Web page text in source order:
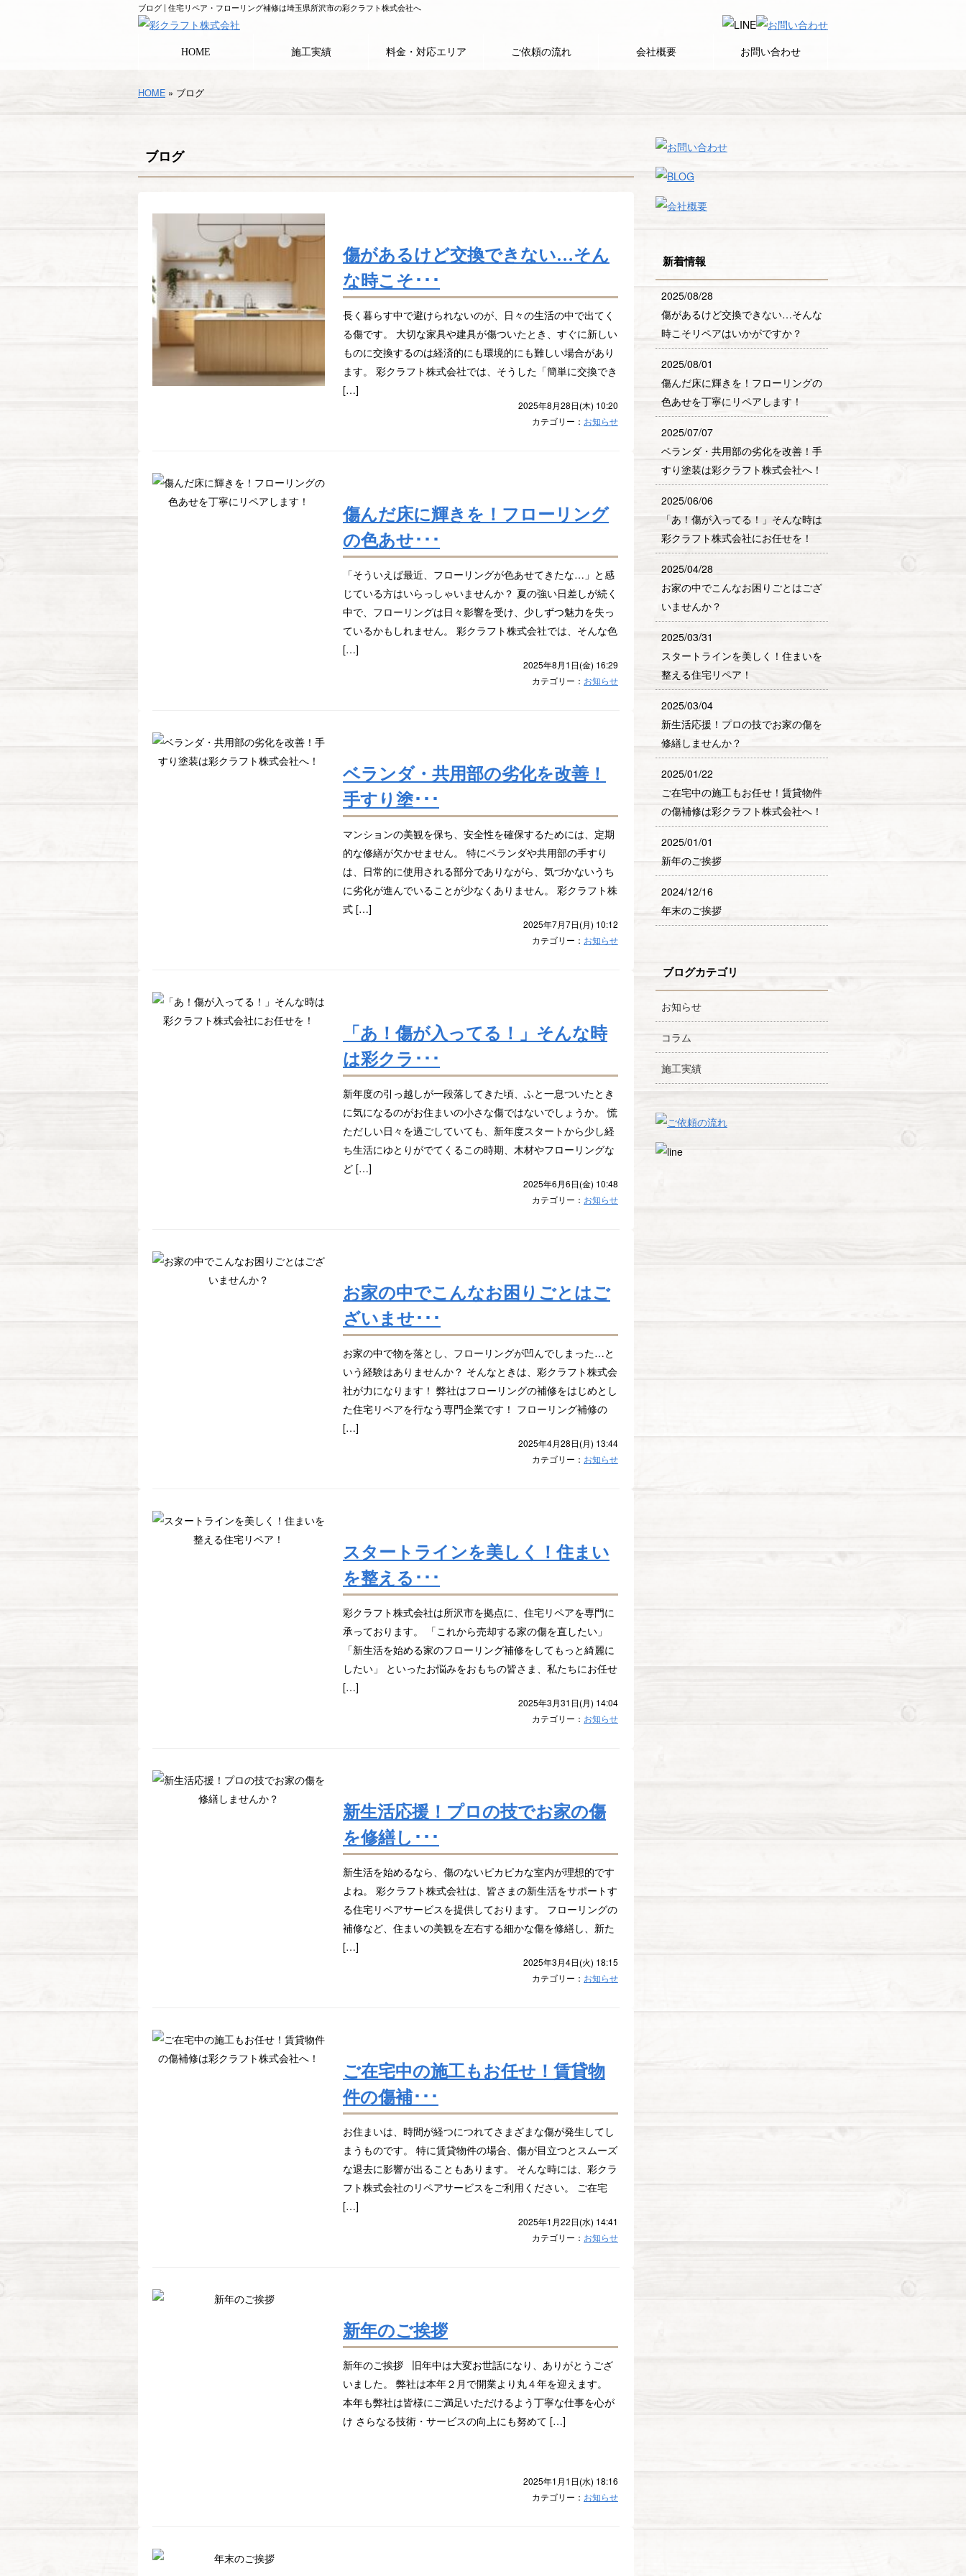
ブログ | 住宅リペア・フローリング補修は埼玉県所沢市の彩クラフト株式会社へ
HOME 施工実績 料金・対応エリア ご依頼の流れ 会社概要 お問い合わせ
HOME » ブログ
ブログ
傷があるけど交換できない…そん
な時こそ･･･
長く暮らす中で避けられないのが、日々の生活の中で出てく
る傷です。 大切な家具や建具が傷ついたとき、すぐに新しい
ものに交換するのは経済的にも環境的にも難しい場合があり
ます。 彩クラフト株式会社では、そうした「簡単に交換でき
[…]
2025年8月28日(木) 10:20
カテゴリー： お知らせ
傷んだ床に輝きを！フローリング
の色あせ･･･
「そういえば最近、フローリングが色あせてきたな…」と感
じている方はいらっしゃいませんか？ 夏の強い日差しが続く
中で、フローリングは日々影響を受け、少しずつ魅力を失っ
ているかもしれません。 彩クラフト株式会社では、そんな色
[…]
2025年8月1日(金) 16:29
カテゴリー： お知らせ
ベランダ・共用部の劣化を改善！
手すり塗･･･
マンションの美観を保ち、安全性を確保するためには、定期
的な修繕が欠かせません。 特にベランダや共用部の手すり
は、日常的に使用される部分でありながら、気づかないうち
に劣化が進んでいることが少なくありません。 彩クラフト株
式 […]
2025年7月7日(月) 10:12
カテゴリー： お知らせ
「あ！傷が入ってる！」そんな時
は彩クラ･･･
新年度の引っ越しが一段落してきた頃、ふと一息ついたとき
に気になるのがお住まいの小さな傷ではないでしょうか。 慌
ただしい日々を過ごしていても、新年度スタートから少し経
ち生活にゆとりがでてくるこの時期、木材やフローリングな
ど […]
2025年6月6日(金) 10:48
カテゴリー： お知らせ
お家の中でこんなお困りごとはご
ざいませ･･･
お家の中で物を落とし、フローリングが凹んでしまった…と
いう経験はありませんか？ そんなときは、彩クラフト株式会
社が力になります！ 弊社はフローリングの補修をはじめとし
た住宅リペアを行なう専門企業です！ フローリング補修の
[…]
2025年4月28日(月) 13:44
カテゴリー： お知らせ
スタートラインを美しく！住まい
を整える･･･
彩クラフト株式会社は所沢市を拠点に、住宅リペアを専門に
承っております。 「これから売却する家の傷を直したい」
「新生活を始める家のフローリング補修をしてもっと綺麗に
したい」 といったお悩みをおもちの皆さま、私たちにお任せ
[…]
2025年3月31日(月) 14:04
カテゴリー： お知らせ
新生活応援！プロの技でお家の傷
を修繕し･･･
新生活を始めるなら、傷のないピカピカな室内が理想的です
よね。 彩クラフト株式会社は、皆さまの新生活をサポートす
る住宅リペアサービスを提供しております。 フローリングの
補修など、住まいの美観を左右する細かな傷を修繕し、新た
[…]
2025年3月4日(火) 18:15
カテゴリー： お知らせ
ご在宅中の施工もお任せ！賃貸物
件の傷補･･･
お住まいは、時間が経つにつれてさまざまな傷が発生してし
まうものです。 特に賃貸物件の場合、傷が目立つとスムーズ
な退去に影響が出ることもあります。 そんな時には、彩クラ
フト株式会社のリペアサービスをご利用ください。 ご在宅
[…]
2025年1月22日(水) 14:41
カテゴリー： お知らせ
新年のご挨拶
新年のご挨拶 旧年中は大変お世話になり、ありがとうござ
いました。 弊社は本年２月で開業より丸４年を迎えます。
本年も弊社は皆様にご満足いただけるよう丁寧な仕事を心が
け さらなる技術・サービスの向上にも努めて […]
2025年1月1日(水) 18:16
カテゴリー： お知らせ
新着情報
2025/08/28
傷があるけど交換できない…そんな
時こそリペアはいかがですか？
2025/08/01
傷んだ床に輝きを！フローリングの
色あせを丁寧にリペアします！
2025/07/07
ベランダ・共用部の劣化を改善！手
すり塗装は彩クラフト株式会社へ！
2025/06/06
「あ！傷が入ってる！」そんな時は
彩クラフト株式会社にお任せを！
2025/04/28
お家の中でこんなお困りごとはござ
いませんか？
2025/03/31
スタートラインを美しく！住まいを
整える住宅リペア！
2025/03/04
新生活応援！プロの技でお家の傷を
修繕しませんか？
2025/01/22
ご在宅中の施工もお任せ！賃貸物件
の傷補修は彩クラフト株式会社へ！
2025/01/01
新年のご挨拶
2024/12/16
年末のご挨拶
ブログカテゴリ
お知らせ
コラム
施工実績